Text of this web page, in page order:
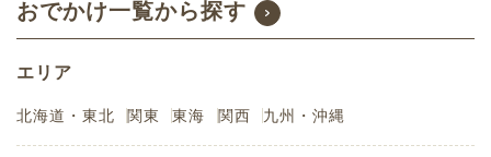
おでかけ一覧から探す
エリア
北海道・東北 関東 東海 関西 九州・沖縄